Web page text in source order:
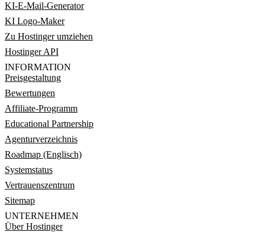
KI-E-Mail-Generator
KI Logo-Maker
Zu Hostinger umziehen
Hostinger API
INFORMATION
Preisgestaltung
Bewertungen
Affiliate-Programm
Educational Partnership
Agenturverzeichnis
Roadmap (Englisch)
Systemstatus
Vertrauenszentrum
Sitemap
UNTERNEHMEN
Über Hostinger